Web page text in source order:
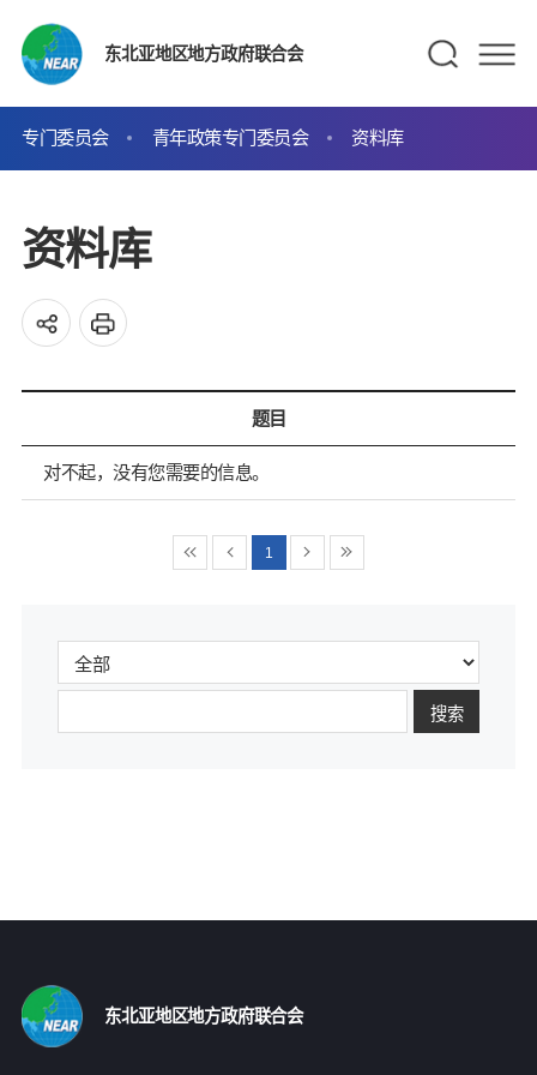
东北亚地区地方政府联合会
专门委员会 青年政策专门委员会 资料库
资料库
题目
对不起，没有您需要的信息。
1
搜索
东北亚地区地方政府联合会